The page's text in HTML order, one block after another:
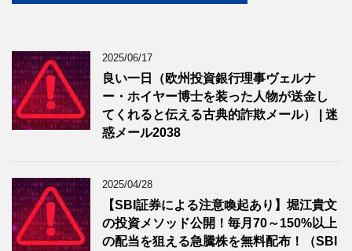
2025/06/17
良い一日（欧州投資銀行理事ヴェルナ
ー・ホイヤー博士を装った人物が送金し
てくれると伝える古典的詐欺メール） | 迷
惑メール2038
2025/04/28
【SBI証券による注意喚起あり】堀江貴文
の投資メソッド公開！毎月70～150%以上
の配当を狙える急騰株を無料配布！（SBI